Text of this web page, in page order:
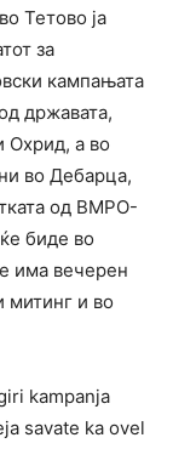
Тетово ја
за
кампањата
државата,
Охрид, а во
во Дебарца,
од ВМРО-
биде во
има вечерен
митинг и во
kampanja
savate ka ovel